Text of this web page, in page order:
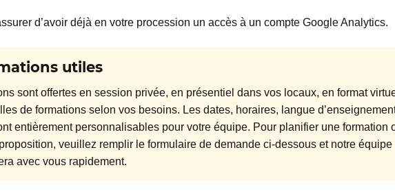
d’avoir déjà en votre procession un accès à un compte Google Analytics.
utiles
sont offertes en session privée, en présentiel dans vos locaux, en format
de formations selon vos besoins. Les dates, horaires, langue
entièrement personnalisables pour votre équipe. Pour planifier une formation
veuillez remplir le formulaire de demande ci-dessous et notre équipe
avec vous rapidement.